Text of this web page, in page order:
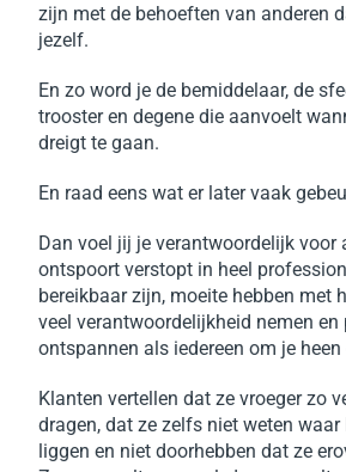
zijn met de behoeften van anderen
jezelf.
En zo word je de bemiddelaar, de
trooster en degene die aanvoelt
dreigt te gaan.
En raad eens wat er later vaak
Dan voel jij je verantwoordelijk voor
ontspoort verstopt in heel
bereikbaar zijn, moeite hebben met
veel verantwoordelijkheid nemen en
ontspannen als iedereen om je heen
Klanten vertellen dat ze vroeger zo
dragen, dat ze zelfs niet weten waar
liggen en niet doorhebben dat ze